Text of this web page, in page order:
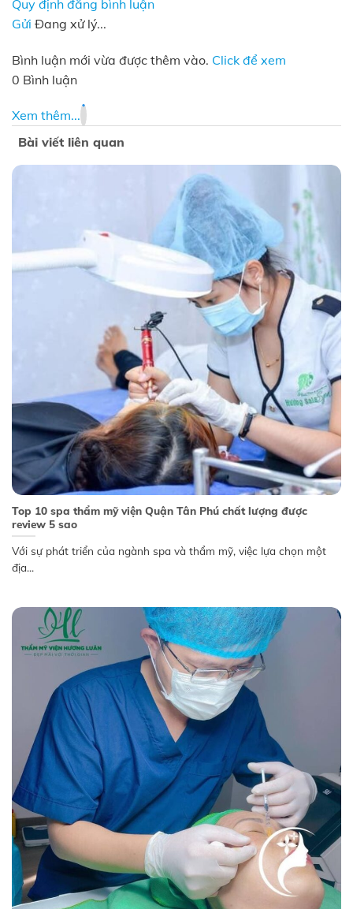
Quy định đăng bình luận
Gửi Đang xử lý...
Bình luận mới vừa được thêm vào. Click để xem
0 Bình luận
Xem thêm...
Bài viết liên quan
Top 10 spa thẩm mỹ viện Quận Tân Phú chất lượng được
review 5 sao
Với sự phát triển của ngành spa và thẩm mỹ, việc lựa chọn một
địa...